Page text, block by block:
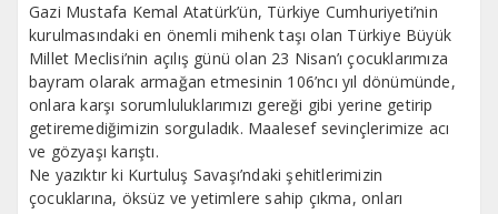
Gazi Mustafa Kemal Atatürk’ün, Türkiye Cumhuriyeti’nin
kurulmasındaki en önemli mihenk taşı olan Türkiye Büyük
Millet Meclisi’nin açılış günü olan 23 Nisan’ı çocuklarımıza
bayram olarak armağan etmesinin 106’ncı yıl dönümünde,
onlara karşı sorumluluklarımızı gereği gibi yerine getirip
getiremediğimizin sorguladık. Maalesef sevinçlerimize acı
ve gözyaşı karıştı.
Ne yazıktır ki Kurtuluş Savaşı’ndaki şehitlerimizin
çocuklarına, öksüz ve yetimlere sahip çıkma, onları